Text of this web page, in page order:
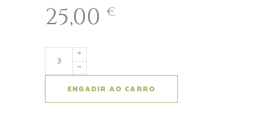
25,00€
Aumentar
a
cantidade
de
ENGADIR AO CARRO